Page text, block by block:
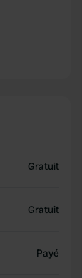
Gratuit
Gratuit
Payé